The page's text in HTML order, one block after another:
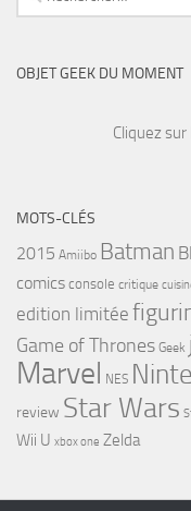
OBJET GEEK DU MOMENT
Cliquez
MOTS-CLÉS
2015 Amiibo Batman
comics console critique
edition limitée
Game of Thrones Geek
Marvel NES
review Star Wars
Wii U xbox one Zelda